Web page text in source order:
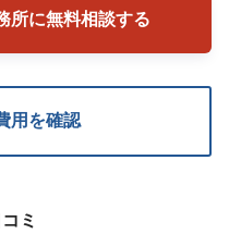
所に無料相談する
用を確認
ミ